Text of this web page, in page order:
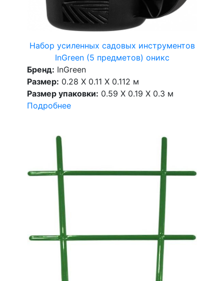
Набор усиленных садовых инструментов
InGreen (5 предметов) оникс
Бренд: InGreen
Размер: 0.28 X 0.11 X 0.112 м
Размер упаковки: 0.59 X 0.19 X 0.3 м
Подробнее